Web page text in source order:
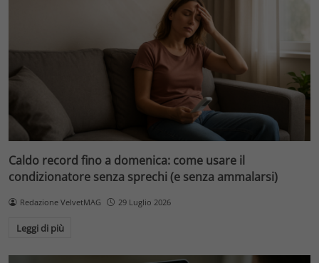
Caldo record fino a domenica: come usare il
condizionatore senza sprechi (e senza ammalarsi)
Redazione VelvetMAG 29 Luglio 2026
Leggi di più